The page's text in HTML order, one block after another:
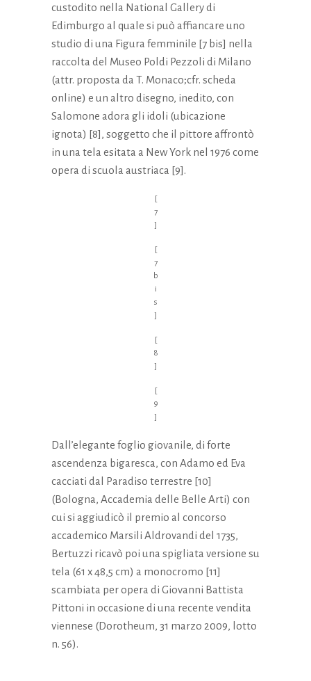
custodito nella National Gallery di
Edimburgo al quale si può affiancare uno
studio di una Figura femminile [7 bis] nella
raccolta del Museo Poldi Pezzoli di Milano
(attr. proposta da T. Monaco;cfr. scheda
online) e un altro disegno, inedito, con
Salomone adora gli idoli (ubicazione
ignota) [8], soggetto che il pittore affrontò
in una tela esitata a New York nel 1976 come
opera di scuola austriaca [9].
[
7
]
[
7
b
i
s
]
[
8
]
[
9
]
Dall’elegante foglio giovanile, di forte
ascendenza bigaresca, con Adamo ed Eva
cacciati dal Paradiso terrestre [10]
(Bologna, Accademia delle Belle Arti) con
cui si aggiudicò il premio al concorso
accademico Marsili Aldrovandi del 1735,
Bertuzzi ricavò poi una spigliata versione su
tela (61 x 48,5 cm) a monocromo [11]
scambiata per opera di Giovanni Battista
Pittoni in occasione di una recente vendita
viennese (Dorotheum, 31 marzo 2009, lotto
n. 56).